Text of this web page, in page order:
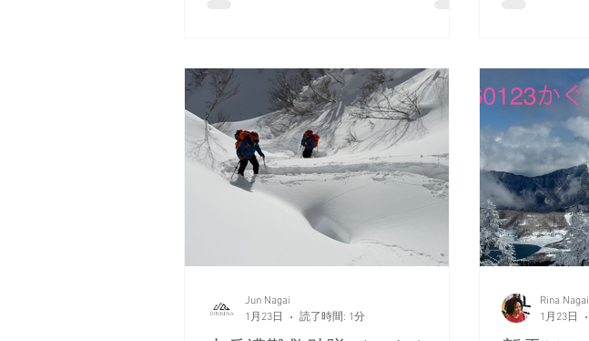
るし、どんどん深くなり、その深さは沼
となる。 気温は終始マイナス10度以
下。 滑れば前が見えないし、粉でむせ
てくる。 これって去年もあったスノー
ハラスメントだ！ ※スノーハラスメン
ト＝昇天 で、そのうちラッセルは膝を
超え、ついには（太）ももラッセルから
腰ラッセルに！ 遊びすぎた代償は深
い。 頑張らねば帰れない。 もう必死。
す。 スノーボードが上手でありがと
う。 本当に心からそう思える日でし
Jun Nagai
1月23日
読了時間: 1分
Rina Nagai
1月23日